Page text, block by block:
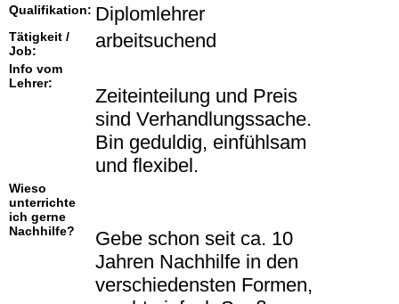
Qualifikation: Diplomlehrer
Tätigkeit /
Job:
arbeitsuchend
Info vom
Lehrer:
Zeiteinteilung und Preis
sind Verhandlungssache.
Bin geduldig, einfühlsam
und flexibel.
Wieso
unterrichte
ich gerne
Nachhilfe?
Gebe schon seit ca. 10
Jahren Nachhilfe in den
verschiedensten Formen,